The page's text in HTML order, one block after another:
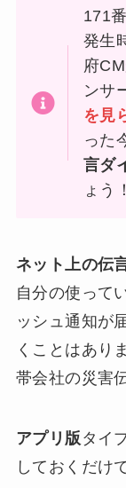
171
発生
府
ンサ
を見
った
言ダ
ょう！
ネット上の伝
自分の使って
ッシュ通知が
くことはあり
帯会社の災害
アプリ版 タイ
しておくだけ